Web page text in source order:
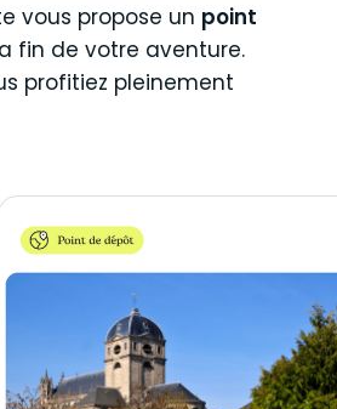
vous propose un point
fin de votre aventure.
profitiez pleinement